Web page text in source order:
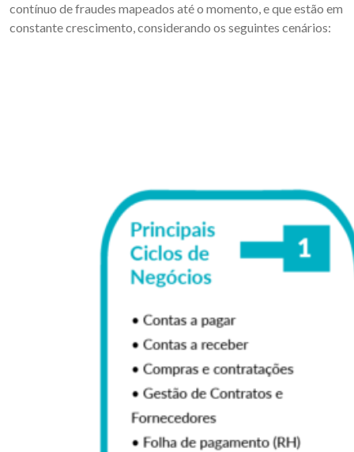
contínuo de fraudes mapeados até o momento, e que estão em
constante crescimento, considerando os seguintes cenários: